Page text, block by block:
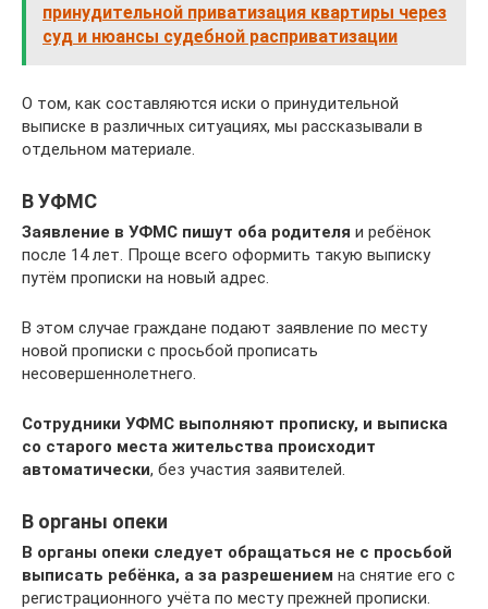
принудительной приватизация квартиры через
суд и нюансы судебной расприватизации
О том, как составляются иски о принудительной
выписке в различных ситуациях, мы рассказывали в
отдельном материале.
В УФМС
Заявление в УФМС пишут оба родителя и ребёнок
после 14 лет. Проще всего оформить такую выписку
путём прописки на новый адрес.
В этом случае граждане подают заявление по месту
новой прописки с просьбой прописать
несовершеннолетнего.
Сотрудники УФМС выполняют прописку, и выписка
со старого места жительства происходит
автоматически, без участия заявителей.
В органы опеки
В органы опеки следует обращаться не с просьбой
выписать ребёнка, а за разрешением на снятие его с
регистрационного учёта по месту прежней прописки.